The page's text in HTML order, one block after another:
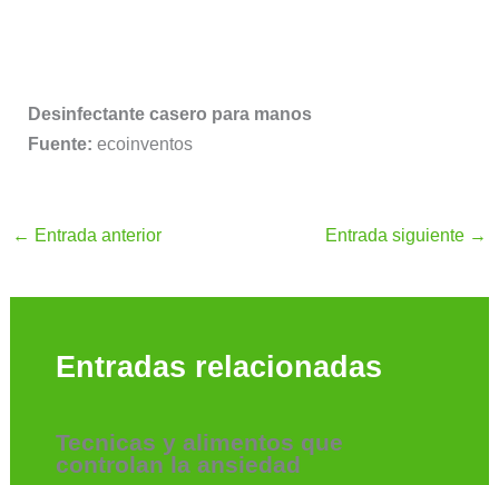
Desinfectante casero para manos
Fuente:ecoinventos
← Entrada anterior Entrada siguiente →
Entradas relacionadas
Tecnicas y alimentos que
controlan la ansiedad